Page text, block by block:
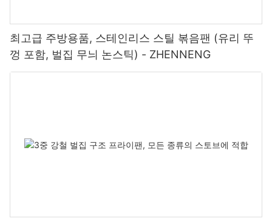
최고급 주방용품, 스테인리스 스틸 볶음팬 (유리 뚜
껑 포함, 벌집 무늬 논스틱) - ZHENNENG